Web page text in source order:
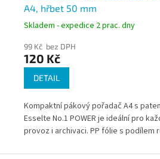
A4, hřbet 50 mm
Skladem - expedice 2 prac. dny
99 Kč bez DPH
120 Kč
DETAIL
Kompaktní pákový pořadač A4 s
Esselte No.1 POWER je ideální pro
provoz i archivaci. PP fólie s podílem
domácnosti.